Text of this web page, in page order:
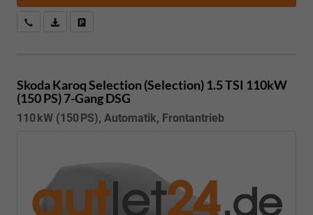
Kostenloser Rückruf-Service
PDF-Datei, Fahrzeugexposé drucken
Skoda KaroqSelection (Selection) 1.5 TSI 110kW
(150 PS) 7-Gang DSG
110 kW (150 PS), Automatik, Frontantrieb